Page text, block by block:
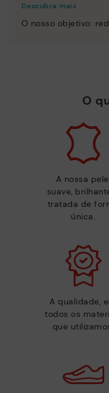
Descubra mais
O nosso objetivo:
O
A nossa
suave,
tratada de
única.
A qualidade,
todos os
que